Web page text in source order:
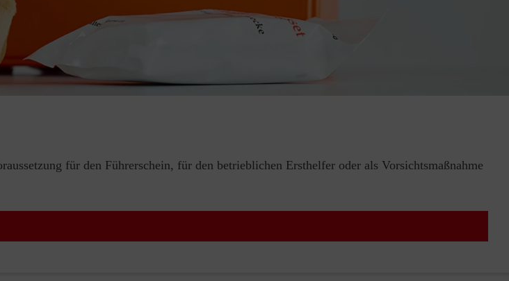
für den Führerschein, für den betrieblichen Ersthelfer oder als Vorsichtsmaßnahme